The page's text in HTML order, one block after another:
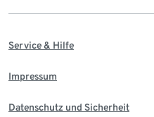
Service & Hilfe
Impressum
Datenschutz und Sicherheit